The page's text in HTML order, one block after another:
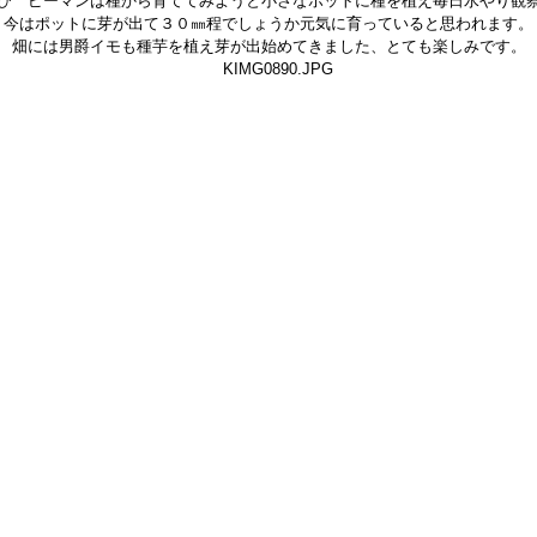
今はポットに芽が出て３０㎜程でしょうか元気に育っていると思われます。
畑には男爵イモも種芋を植え芽が出始めてきました、とても楽しみです。